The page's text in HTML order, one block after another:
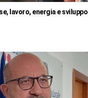
lavoro, energia e sviluppo